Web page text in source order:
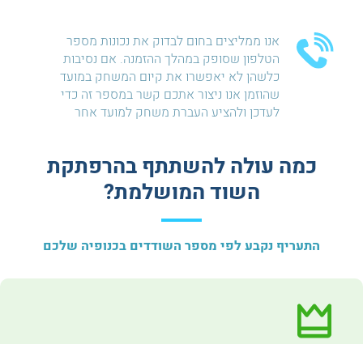
אנו ממליצים בחום לבדוק את נכונות מספר
הטלפון שסופק במהלך ההזמנה. אם נסיבות
כלשהן לא יאפשרו את קיום המשחק במועד
שהוזמן אנו ניצור אתכם קשר במספר זה כדי
לעדכן ולהציע העברת משחק למועד אחר
כמה עולה להשתתף בהרפתקת
השוד המושלמת?
התעריף נקבע לפי מספר השודדים בכנופיה שלכם